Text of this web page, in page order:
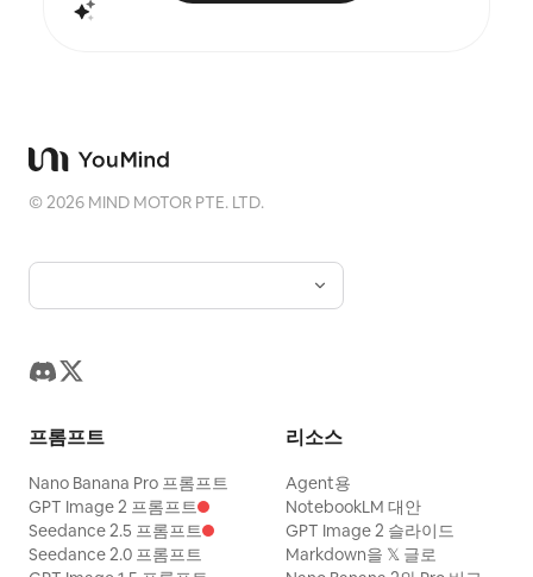
일 전파에 적합한 비주얼 시리즈 제작에 적합합니다. 최
©2026 MIND MOTOR PTE. LTD.
프롬프트
Nano Banana Pro 프롬프트
GPT Image 2 프롬프트
Seedance 2.5 프롬프트
Seedance 2.0 프롬프트
리소스
Agent용
NotebookLM 대안
GPT Image 2 슬라이드
Markdown을 𝕏 글로